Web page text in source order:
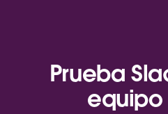
Prueba
equipo